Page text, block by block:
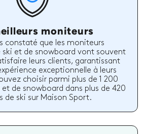
moniteurs
constaté que les moniteurs
ski et de snowboard vont souvent
leurs clients, garantissant
exceptionnelle à leurs
choisir parmi plus de 1 200
de snowboard dans plus de 420
de ski sur Maison Sport.